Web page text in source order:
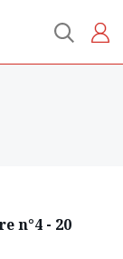
n°4 - 20